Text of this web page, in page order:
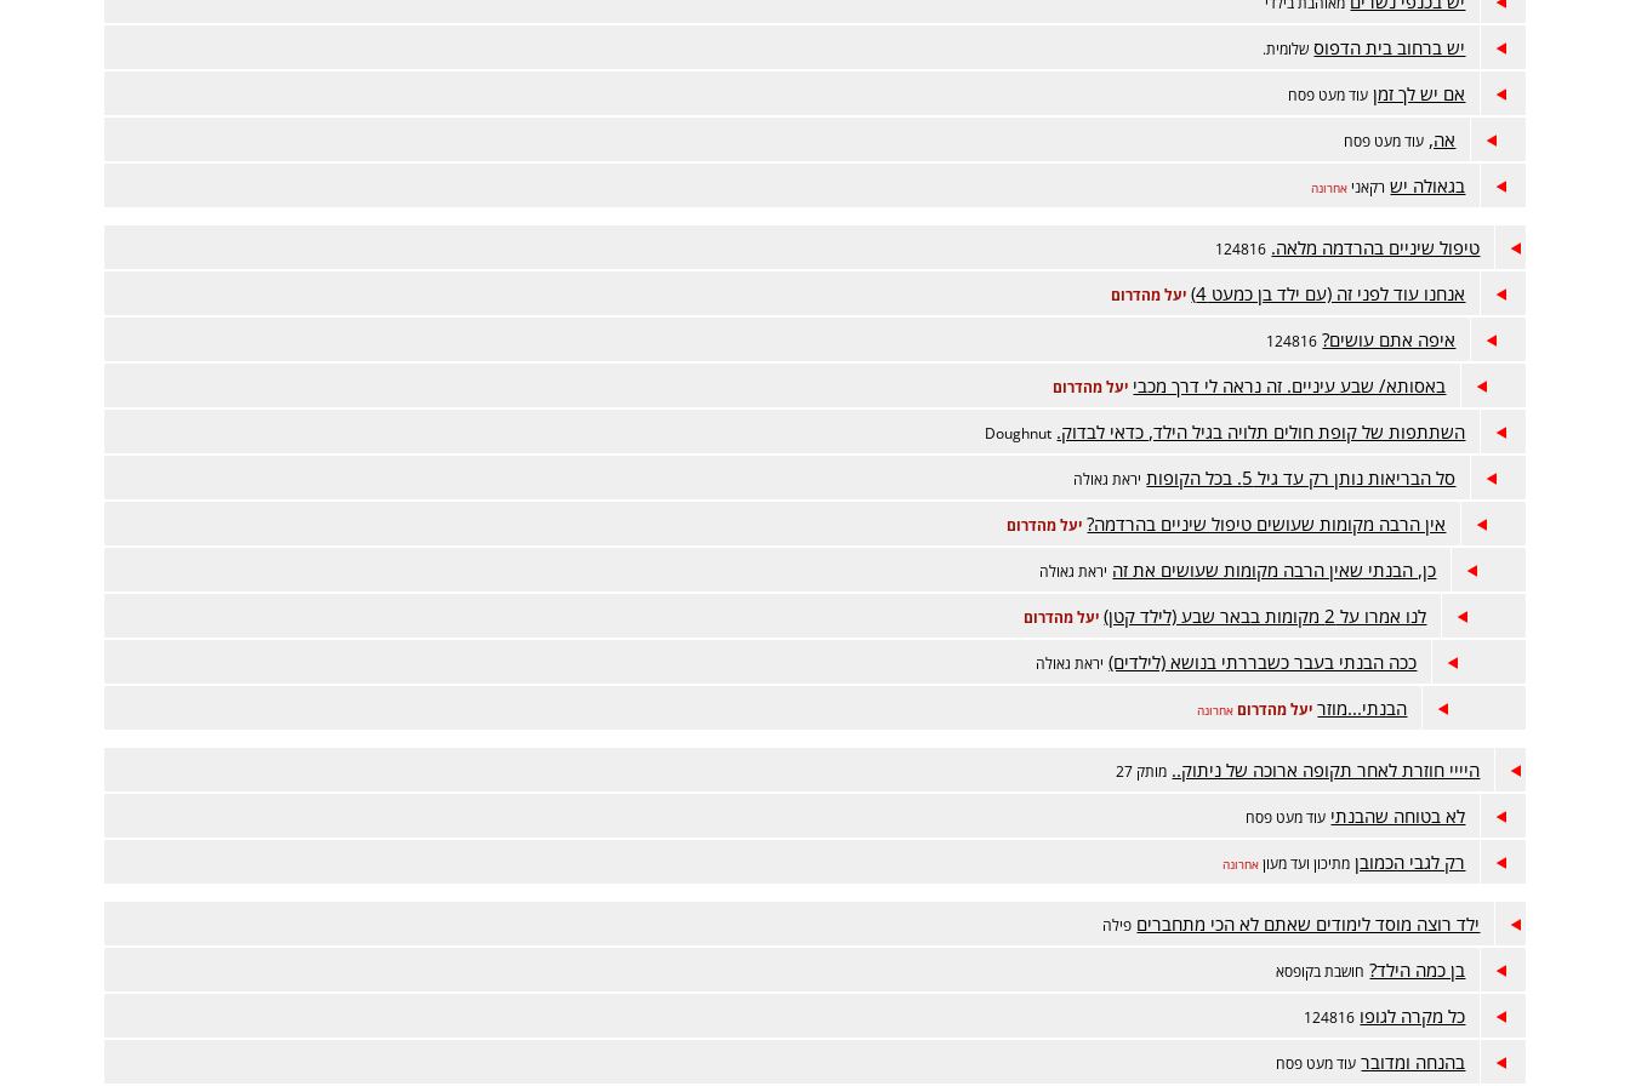
יש ברחוב בית הדפוס שלומית.
אם יש לך זמן עוד מעט פסח
אה, עוד מעט פסח
בגאולה יש רקאני אחרונה
טיפול שיניים בהרדמה מלאה. 124816
אנחנו עוד לפני זה (עם ילד בן כמעט 4) יעל מהדרום
איפה אתם עושים? 124816
באסותא/ שבע עיניים. זה נראה לי דרך מכבי יעל מהדרום
השתתפות של קופת חולים תלויה בגיל הילד, כדאי לבדוק. Doughnut
סל הבריאות נותן רק עד גיל 5. בכל הקופות יראת גאולה
אין הרבה מקומות שעושים טיפול שיניים בהרדמה? יעל מהדרום
כן, הבנתי שאין הרבה מקומות שעושים את זה יראת גאולה
לנו אמרו על 2 מקומות בבאר שבע (לילד קטן) יעל מהדרום
ככה הבנתי בעבר כשבררתי בנושא (לילדים) יראת גאולה
הבנתי...מוזר יעל מהדרום אחרונה
היייי חוזרת לאחר תקופה ארוכה של ניתוק.. מותק 27
לא בטוחה שהבנתי עוד מעט פסח
רק לגבי הכמובן מתיכון ועד מעון אחרונה
ילד רוצה מוסד לימודים שאתם לא הכי מתחברים פילה
בן כמה הילד? חושבת בקופסא
כל מקרה לגופו 124816
בהנחה ומדובר עוד מעט פסח